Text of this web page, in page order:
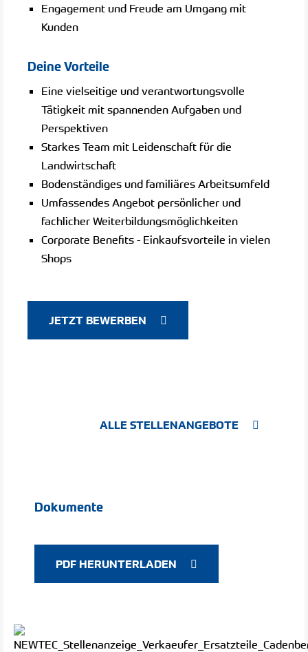
Engagement und Freude am Umgang mit
Kunden
Deine Vorteile
Eine vielseitige und verantwortungsvolle
Tätigkeit mit spannenden Aufgaben und
Perspektiven
Starkes Team mit Leidenschaft für die
Landwirtschaft
Bodenständiges und familiäres Arbeitsumfeld
Umfassendes Angebot persönlicher und
fachlicher Weiterbildungsmöglichkeiten
Corporate Benefits - Einkaufsvorteile in vielen
Shops
JETZT BEWERBEN
ALLE STELLENANGEBOTE
Dokumente
PDF HERUNTERLADEN